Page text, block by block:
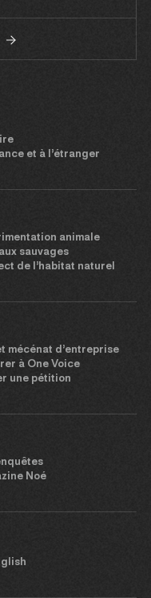
et à l’étranger
animale
sauvages
de l’habitat naturel
mécénat d’entreprise
à One Voice
une pétition
Noé